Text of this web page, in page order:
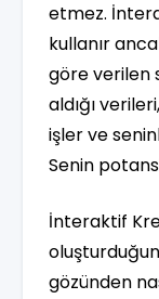
etmez.
kullanır
göre verilen
aldığı
işler ve
Senin
İnteraktif
gözünden